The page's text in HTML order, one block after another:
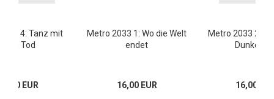
4: Tanz mit
dem Tod
EUR
Metro 2033 1: Wo die Welt
endet
16,00 EUR
Metro 2033 2:
16,00